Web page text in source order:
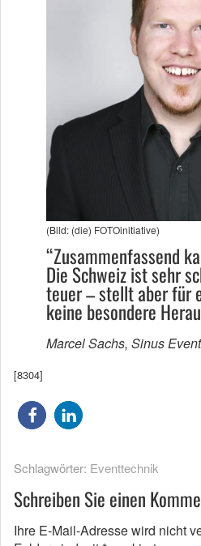
(Bild: (die) FOTOinitiative)
“Zusammenfassend
Die Schweiz ist sehr
teuer – stellt aber für
keine besondere
Marcel Sachs, Sinus
[8304]
Schlagwörter: Eventtechnik
Schreiben Sie einen
Ihre E-Mail-Adresse wird nicht